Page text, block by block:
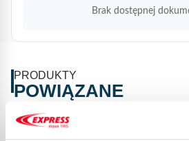
Brak dostępnej
PRODUKTY
POWIĄZANE